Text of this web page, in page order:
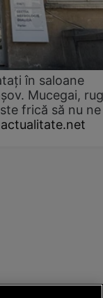
în saloane
Mucegai,
frică să nu ne
actualitate.net